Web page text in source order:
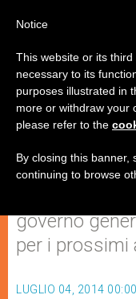
Un gesuita
pontificio
governo
per i prossimi
LUGLIO 04, 2014 00:00
Notice
This website or its
necessary to its
purposes illustrated in
more or withdraw your
please refer to the
By closing this banner,
continuing to browse